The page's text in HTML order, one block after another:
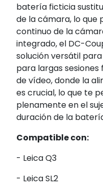
batería ficticia
de la cámara, lo
continuo de la
integrado, el DC-
solución versátil
para largas
de vídeo, donde la
es crucial, lo que te
plenamente en el
duración de la
Compatible con:
- Leica Q3
- Leica SL2